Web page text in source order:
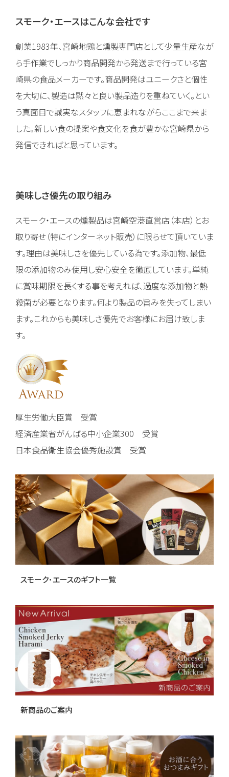
スモーク・エースはこんな会社です
創業1983年、宮崎地鶏と燻製専門店として少量生産なが
ら手作業でしっかり商品開発から発送まで行っている宮
崎県の食品メーカーです。商品開発はユニークさと個性
を大切に、製造は黙々と良い製品造りを重ねていく。とい
う真面目で誠実なスタッフに恵まれながらここまで来ま
した。新しい食の提案や食文化を食が豊かな宮崎県から
発信できればと思っています。
美味しさ優先の取り組み
スモーク・エースの燻製品は宮崎空港直営店（本店）とお
取り寄せ（特にインターネット販売）に限らせて頂いていま
す。理由は美味しさを優先している為です。添加物、最低
限の添加物のみ使用し安心安全を徹底しています。単純
に賞味期限を長くする事を考えれば、過度な添加物と熱
殺菌が必要となります。何より製品の旨みを失ってしまい
ます。これからも美味しさ優先でお客様にお届け致しま
す。
厚生労働大臣賞 受賞
経済産業省がんばる中小企業300 受賞
日本食品衛生協会優秀施設賞 受賞
スモーク･エースのギフト一覧
新商品のご案内